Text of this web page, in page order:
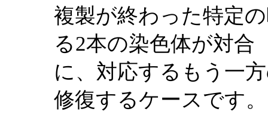
複製が終わった特定
る2本の染色体が対合
に、対応するもう一
修復するケースです。